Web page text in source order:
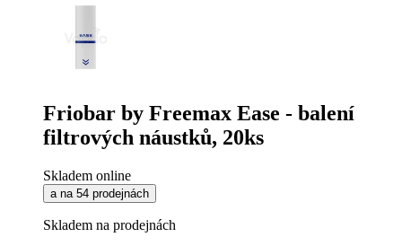
Friobar by Freemax Ease - balení
filtrových náustků, 20ks
Skladem online
a na 54 prodejnách
Skladem na prodejnách